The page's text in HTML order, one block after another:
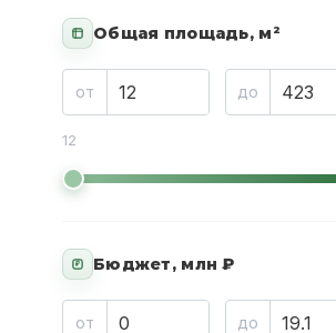
Общая площадь, м²
от до
12
₽ Бюджет, млн ₽
от до